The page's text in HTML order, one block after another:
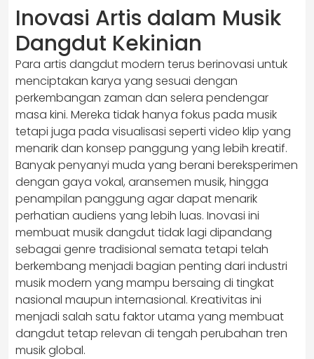
Inovasi Artis dalam Musik
Dangdut Kekinian
Para artis dangdut modern terus berinovasi untuk
menciptakan karya yang sesuai dengan
perkembangan zaman dan selera pendengar
masa kini. Mereka tidak hanya fokus pada musik
tetapi juga pada visualisasi seperti video klip yang
menarik dan konsep panggung yang lebih kreatif.
Banyak penyanyi muda yang berani bereksperimen
dengan gaya vokal, aransemen musik, hingga
penampilan panggung agar dapat menarik
perhatian audiens yang lebih luas. Inovasi ini
membuat musik dangdut tidak lagi dipandang
sebagai genre tradisional semata tetapi telah
berkembang menjadi bagian penting dari industri
musik modern yang mampu bersaing di tingkat
nasional maupun internasional. Kreativitas ini
menjadi salah satu faktor utama yang membuat
dangdut tetap relevan di tengah perubahan tren
musik global.